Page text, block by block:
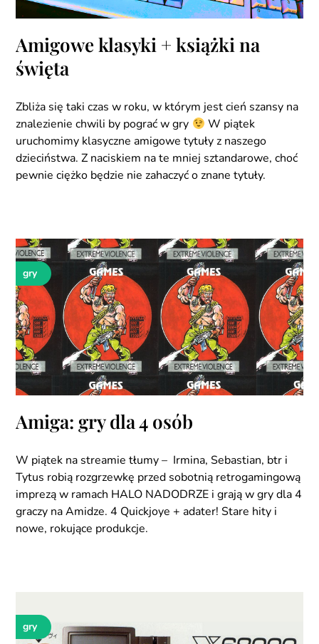
Amigowe klasyki + książki na
święta
Zbliża się taki czas w roku, w którym jest cień szansy na
znalezienie chwili by pograć w gry
W piątek
uruchomimy klasyczne amigowe tytuły z naszego
dzieciństwa. Z naciskiem na te mniej sztandarowe, choć
pewnie ciężko będzie nie zahaczyć o znane tytuły.
gry
Amiga: gry dla 4 osób
W piątek na streamie tłumy – Irmina, Sebastian, btr i
Tytus robią rozgrzewkę przed sobotnią retrogamingową
imprezą w ramach HALO NADODRZE i grają w gry dla 4
graczy na Amidze. 4 Quickjoye + adater! Stare hity i
nowe, rokujące produkcje.
gry